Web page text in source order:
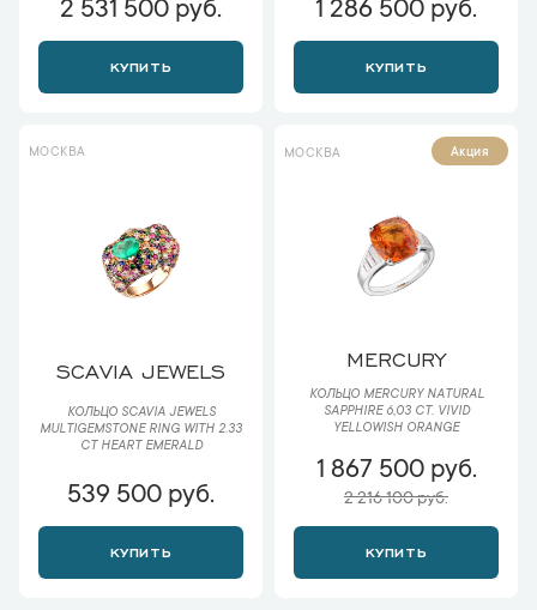
2 531 500 руб.
КУПИТЬ
1 286 500 руб.
КУПИТЬ
МОСКВА
SCAVIA JEWELS
КОЛЬЦО SCAVIA JEWELS
MULTIGEMSTONE RING WITH 2.33
CT HEART EMERALD
539 500 руб.
КУПИТЬ
МОСКВА Акция
MERCURY
КОЛЬЦО MERCURY NATURAL
SAPPHIRE 6,03 CT. VIVID
YELLOWISH ORANGE
1 867 500 руб.
2 216 100 руб.
КУПИТЬ